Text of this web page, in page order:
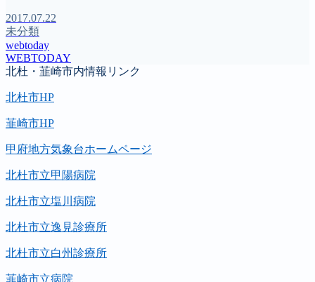
2017.07.22
未分類
webtoday
WEBTODAY
北杜・韮崎市内情報リンク
北杜市HP
韮崎市HP
甲府地方気象台ホームページ
北杜市立甲陽病院
北杜市立塩川病院
北杜市立逸見診療所
北杜市立白州診療所
韮崎市立病院